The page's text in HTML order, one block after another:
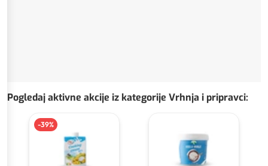
Pogledaj aktivne akcije iz kategorije Vrhnja i pripravci:
-39%